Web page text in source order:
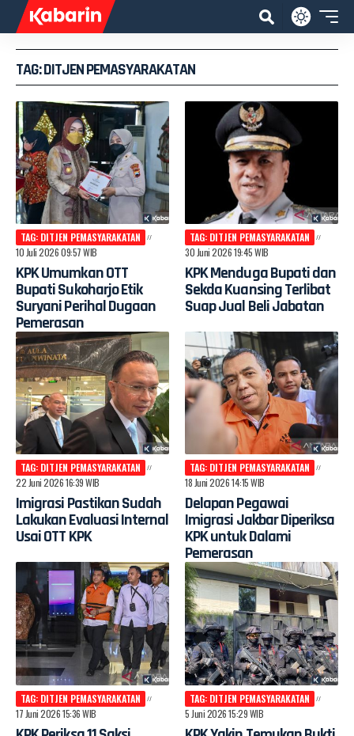
TAG: DITJEN PEMASYARAKATAN
TAG: DITJEN PEMASYARAKATAN
10 Juli 2026 09:57 WIB
KPK Umumkan OTT
Bupati Sukoharjo Etik
Suryani Perihal Dugaan
Pemerasan
TAG: DITJEN PEMASYARAKATAN
30 Juni 2026 19:45 WIB
KPK Menduga Bupati dan
Sekda Kuansing Terlibat
Suap Jual Beli Jabatan
TAG: DITJEN PEMASYARAKATAN
22 Juni 2026 16:39 WIB
Imigrasi Pastikan Sudah
Lakukan Evaluasi Internal
Usai OTT KPK
TAG: DITJEN PEMASYARAKATAN
18 Juni 2026 14:15 WIB
Delapan Pegawai
Imigrasi Jakbar Diperiksa
KPK untuk Dalami
Pemerasan
TAG: DITJEN PEMASYARAKATAN
17 Juni 2026 15:36 WIB
TAG: DITJEN PEMASYARAKATAN
5 Juni 2026 15:29 WIB